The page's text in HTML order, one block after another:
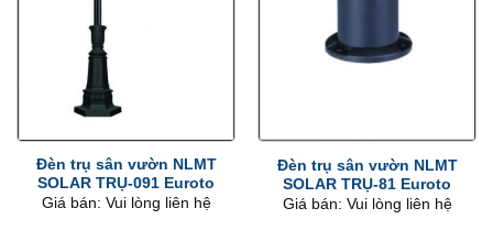
Đèn trụ sân vườn NLMT
SOLAR TRỤ-091 Euroto
Giá bán: Vui lòng liên hệ
Đèn trụ sân vườn NLMT
SOLAR TRỤ-81 Euroto
Giá bán: Vui lòng liên hệ